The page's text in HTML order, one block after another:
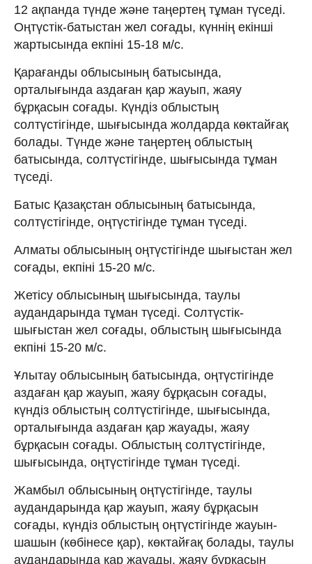
12 ақпанда түнде және таңертең тұман түседі.
Оңтүстік-батыстан жел соғады, күннің екінші
жартысында екпіні 15-18 м/с.
Қарағанды облысының батысында,
орталығында аздаған қар жауып, жаяу
бұрқасын соғады. Күндіз облыстың
солтүстігінде, шығысында жолдарда көктайғақ
болады. Түнде және таңертең облыстың
батысында, солтүстігінде, шығысында тұман
түседі.
Батыс Қазақстан облысының батысында,
солтүстігінде, оңтүстігінде тұман түседі.
Алматы облысының оңтүстігінде шығыстан жел
соғады, екпіні 15-20 м/с.
Жетісу облысының шығысында, таулы
аудандарында тұман түседі. Солтүстік-
шығыстан жел соғады, облыстың шығысында
екпіні 15-20 м/с.
Ұлытау облысының батысында, оңтүстігінде
аздаған қар жауып, жаяу бұрқасын соғады,
күндіз облыстың солтүстігінде, шығысында,
орталығында аздаған қар жауады, жаяу
бұрқасын соғады. Облыстың солтүстігінде,
шығысында, оңтүстігінде тұман түседі.
Жамбыл облысының оңтүстігінде, таулы
аудандарында қар жауып, жаяу бұрқасын
соғады, күндіз облыстың оңтүстігінде жауын-
шашын (көбінесе қар), көктайғақ болады, таулы
аудандарында қар жауады, жаяу бұрқасын